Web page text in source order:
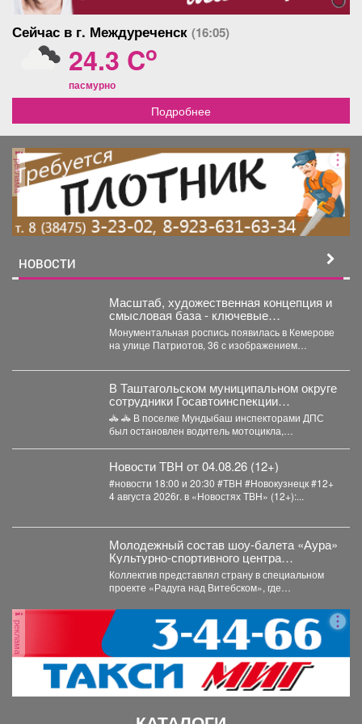
Сейчас в г. Междуреченск (16:05)
24.3 Co
пасмурно
Подробнее
реклама
НОВОСТИ
Масштаб, художественная концепция и
смысловая база - ключевые
составляющие мурала.
Монументальная роспись появилась в Кемерове
на улице Патриотов, 36 с изображением
В Таштагольском муниципальном округе
сотрудники Госавтоинспекции
привлекли к ответственности водителя,
не имеющего права управления на
незарегистрированном транспортном
средстве
🚓 🚓 В поселке Мундыбаш инспекторами ДПС
был остановлен водитель мотоцикла,
Новости ТВН от 04.08.26 (12+)
#новости 18:00 и 20:30 #ТВН #Новокузнецк #12+
4 августа 2026г. в «Новостях ТВН» (12+):...
Молодежный состав шоу-балета «Аура»
Культурно-спортивного центра
металлургов победил в международном
конкурсе «Славянский базар» в
Витебске.
Коллектив представлял страну в специальном
проекте «Радуга над Витебском», где
России,...
реклама